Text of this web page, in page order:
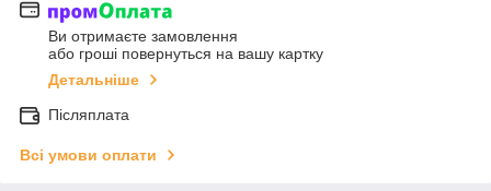
Ви отримаєте замовлення
або гроші повернуться на вашу картку
Детальніше
Післяплата
Всі умови оплати